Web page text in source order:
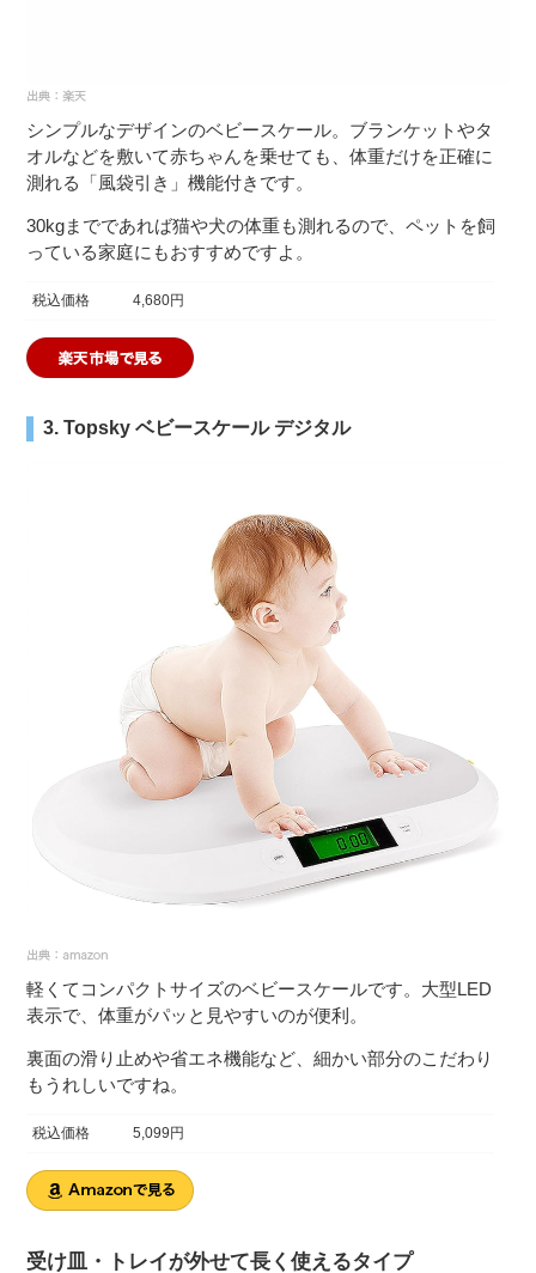
シンプルなデザインのベビースケール。ブランケットやタ
オルなどを敷いて赤ちゃんを乗せても、体重だけを正確に
測れる「風袋引き」機能付きです。
30kgまでであれば猫や犬の体重も測れるので、ペットを飼
っている家庭にもおすすめですよ。
税込価格 4,680円
3. Topsky ベビースケール デジタル
軽くてコンパクトサイズのベビースケールです。大型LED
表示で、体重がパッと見やすいのが便利。
裏面の滑り止めや省エネ機能など、細かい部分のこだわり
もうれしいですね。
税込価格 5,099円
受け皿・トレイが外せて長く使えるタイプ